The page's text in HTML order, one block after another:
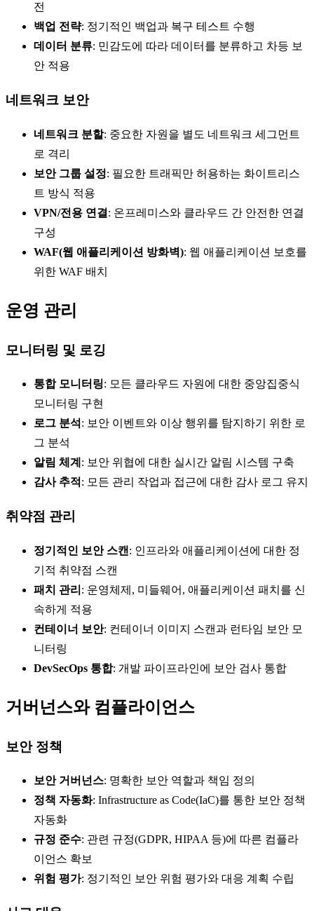
전
백업 전략: 정기적인 백업과 복구 테스트 수행
데이터 분류: 민감도에 따라 데이터를 분류하고 차등 보
안 적용
네트워크 보안
네트워크 분할: 중요한 자원을 별도 네트워크 세그먼트
로 격리
보안 그룹 설정: 필요한 트래픽만 허용하는 화이트리스
트 방식 적용
VPN/전용 연결 : 온프레미스와 클라우드 간 안전한 연결
구성
WAF(웹 애플리케이션 방화벽): 웹 애플리케이션 보호를
위한 WAF 배치
운영 관리
모니터링 및 로깅
통합 모니터링: 모든 클라우드 자원에 대한 중앙집중식
모니터링 구현
로그 분석 : 보안 이벤트와 이상 행위를 탐지하기 위한 로
그 분석
알림 체계 : 보안 위협에 대한 실시간 알림 시스템 구축
감사 추적 : 모든 관리 작업과 접근에 대한 감사 로그 유지
취약점 관리
정기적인 보안 스캔 : 인프라와 애플리케이션에 대한 정
기적 취약점 스캔
패치 관리 : 운영체제, 미들웨어, 애플리케이션 패치를 신
속하게 적용
컨테이너 보안: 컨테이너 이미지 스캔과 런타임 보안 모
니터링
DevSecOps 통합: 개발 파이프라인에 보안 검사 통합
거버넌스와 컴플라이언스
보안 정책
보안 거버넌스: 명확한 보안 역할과 책임 정의
정책 자동화: Infrastructure as Code(IaC)를 통한 보안 정책
자동화
규정 준수: 관련 규정(GDPR, HIPAA 등)에 따른 컴플라
이언스 확보
위험 평가: 정기적인 보안 위험 평가와 대응 계획 수립